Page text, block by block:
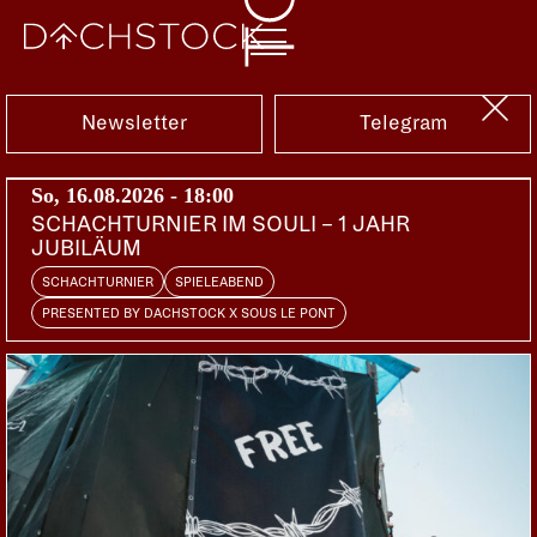
Sa, 05.05.2018
Newsletter Telegram
So, 16.08.2026 - 18:00
SCHACHTURNIER IM SOULI – 1 JAHR
JUBILÄUM
SCHACHTURNIER SPIELEABEND
PRESENTED BY DACHSTOCK X SOUS LE PONT